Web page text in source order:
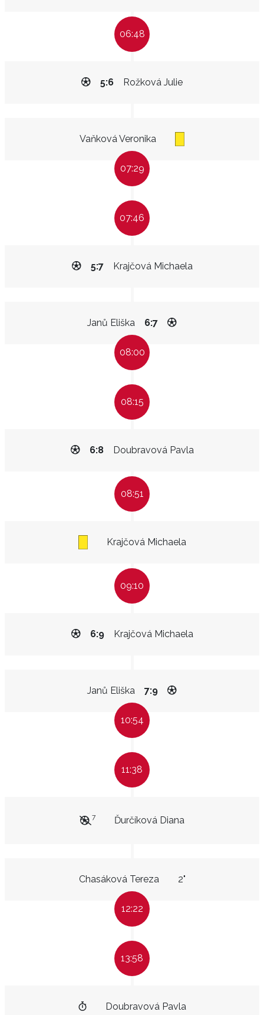
06:48
Rožková Julie
5:6
Vaňková Veronika
07:29
07:46
Krajčová Michaela
5:7
Janů Eliška 6:7
08:00
08:15
Doubravová Pavla
6:8
08:51
Krajčová Michaela
09:10
Krajčová Michaela
6:9
Janů Eliška 7:9
10:54
11:38
Ďurčíková Diana
7
Chasáková Tereza 2"
12:22
13:58
Doubravová Pavla